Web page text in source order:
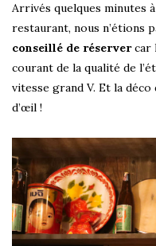
Arrivés quelques minutes
restaurant, nous n’étions
conseillé de réservercar
courant de la qualité de
vitesse grand V. Et la
d’œil !